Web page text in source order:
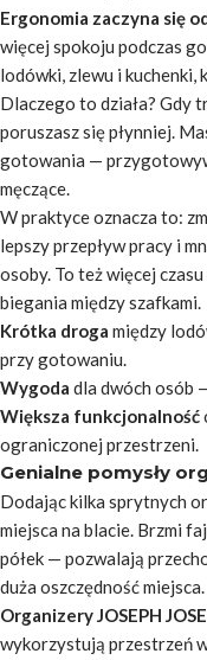
Ergonomia zaczyna się
więcej spokoju podczas
lodówki, zlewu i kuchenki,
Dlaczego to działa? Gdy
poruszasz się płynniej.
gotowania —
męczące.
W praktyce oznacza to:
lepszy przepływ pracy i
osoby. To też więcej
biegania między szafkami.
Krótka droga między
przy gotowaniu.
Wygoda dla dwóch osób
Większa funkcjonalność
ograniczonej przestrzeni.
Genialne pomysły
Dodając kilka sprytnych
miejsca na blacie. Brzmi
półek — pozwalają
duża oszczędność miejsca.
Organizery JOSEPH
wykorzystują przestrzeń